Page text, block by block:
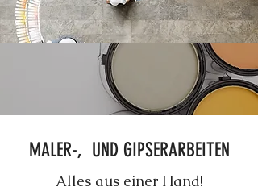
MALER-, UND GIPSERARBEITEN
Alles aus einer Hand!